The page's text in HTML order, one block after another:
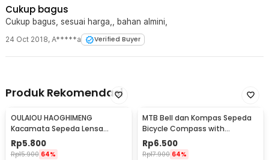
Cukup bagus
Cukup bagus, sesuai harga,, bahan almini,
24 Oct 2018, A*****a Verified Buyer
Produk Rekomendasi
OULAIOU HAOGHIMENG
Kacamata Sepeda Lensa
Mercury Cycling Outdoor Sport
- 3015
Rp5.800
Rp15.900 64%
MTB Bell dan Kompas Sepeda
Bicycle Compass with
Trumpet Bell Aluminium -
R2194
Rp6.500
Rp17.900 64%